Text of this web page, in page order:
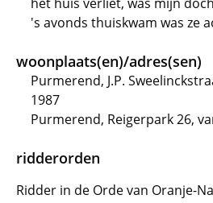
's avonds thuiskwam was ze
woonplaats(en)/adres(sen)
Purmerend, J.P.
1987
Purmerend, Reigerpark 26,
ridderorden
Ridder in de Orde van Oranje-